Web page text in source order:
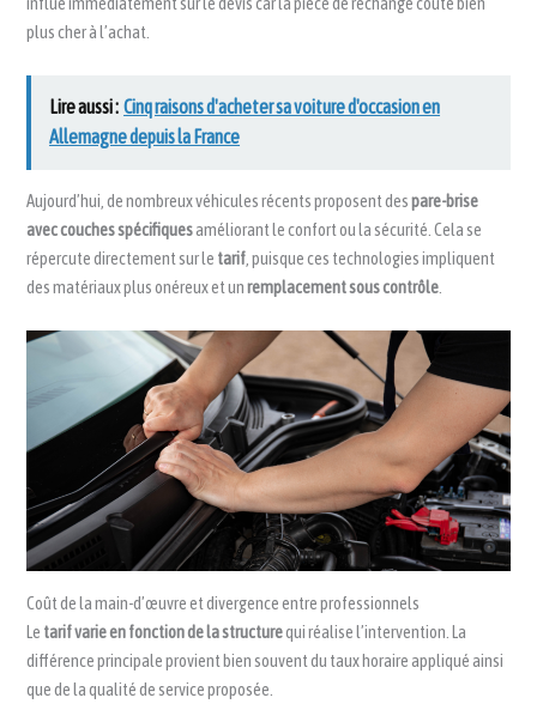
plus cher à l’achat.
Lire aussi : Cinq raisons d'acheter sa voiture d'occasion en
Allemagne depuis la France
Aujourd’hui, de nombreux véhicules récents proposent despare-brise
avec couches spécifiquesaméliorant le confort ou la sécurité. Cela se
répercute directement sur le tarif , puisque ces technologies impliquent
des matériaux plus onéreux et unremplacement sous contrôle
Coût de la main-d’œuvre et divergence entre professionnels
Le tarif varie en fonction de la structurequi réalise l’intervention. La
différence principale provient bien souvent du taux horaire appliqué ainsi
que de la qualité de service proposée.